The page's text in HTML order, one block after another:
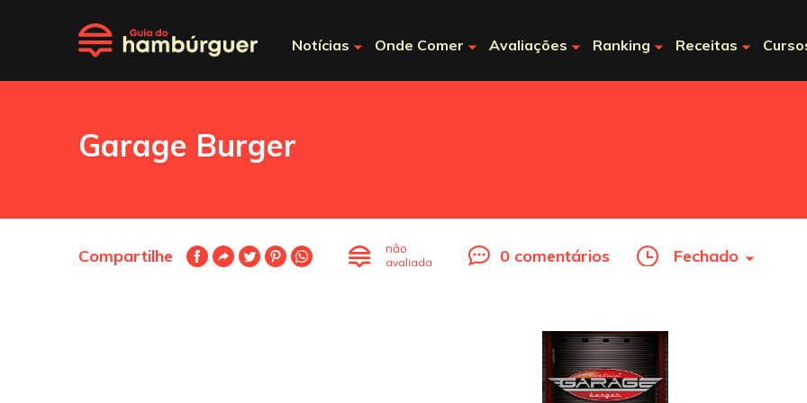
Notícias Onde Comer Avaliações Ranking Receitas
Garage Burger
Compartilhe não
avaliada 0 comentários Fechado